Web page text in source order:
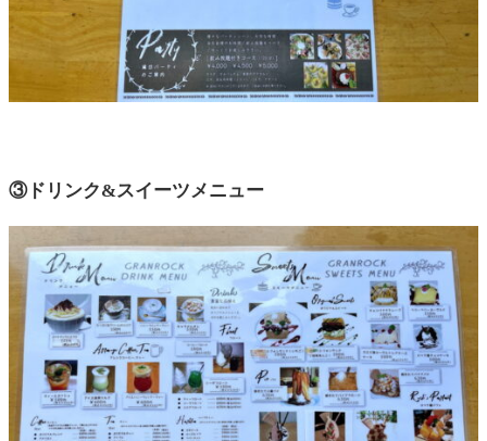
③ドリンク&スイーツメニュー